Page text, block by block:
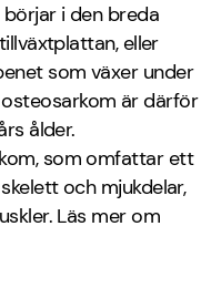
i den breda
eller
som växer under
är därför
ålder.
som omfattar ett
och mjukdelar,
Läs mer om